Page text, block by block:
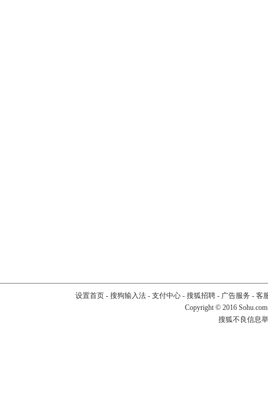
设置首页- 搜狗输入法- 支付中心- 搜狐招聘- 广告服务 - 客
Copyright © 2016
搜狐不良信息